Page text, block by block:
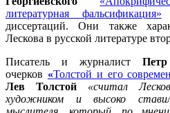
литературная фальсификация»
диссертаций. Они также
Лескова в русской литературе
Писатель и журналист
очерков «Толстой и его
Лев Толстой
«считал
художником и высоко